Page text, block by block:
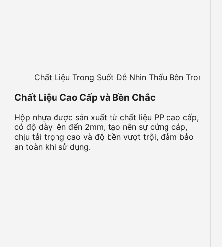
Chất Liệu Trong Suốt Dễ Nhìn Thấu Bên Trong
Chất Liệu Cao Cấp và Bền Chắc
Hộp nhựa được sản xuất từ chất liệu PP cao cấp,
có độ dày lên đến 2mm, tạo nên sự cứng cáp,
chịu tải trọng cao và độ bền vượt trội, đảm bảo
an toàn khi sử dụng.